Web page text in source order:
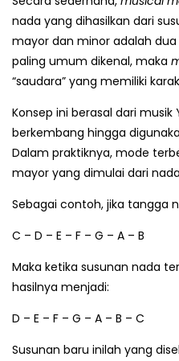
nada yang dihasilkan dari
mayor dan minor adalah
paling umum dikenal, maka
“saudara” yang memiliki
Konsep ini berasal dari
berkembang hingga
Dalam praktiknya, mode
mayor yang dimulai dari
Sebagai contoh, jika tangga
C – D – E – F – G – A – B
Maka ketika susunan nada
hasilnya menjadi:
D – E – F – G – A – B – C
Susunan baru inilah yang